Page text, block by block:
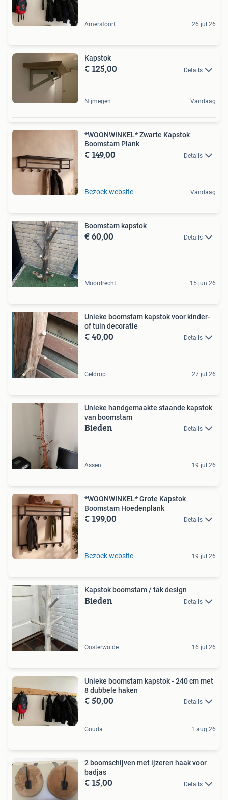
Amersfoort 26 jul 26
Kapstok
€ 125,00 Details
Nijmegen Vandaag
*WOONWINKEL* Zwarte Kapstok
Boomstam Plank
€ 149,00 Details
Bezoek website Vandaag
Boomstam kapstok
€ 60,00 Details
Moordrecht 15 jun 26
Unieke boomstam kapstok voor kinder-
of tuin decoratie
€ 40,00 Details
Geldrop 27 jul 26
Unieke handgemaakte staande kapstok
van boomstam
Bieden Details
Assen 19 jul 26
*WOONWINKEL* Grote Kapstok
Boomstam Hoedenplank
€ 199,00 Details
Bezoek website 19 jul 26
Kapstok boomstam / tak design
Bieden Details
Oosterwolde 16 jul 26
Unieke boomstam kapstok - 240 cm met
8 dubbele haken
€ 50,00 Details
Gouda 1 aug 26
2 boomschijven met ijzeren haak voor
badjas
€ 15,00 Details